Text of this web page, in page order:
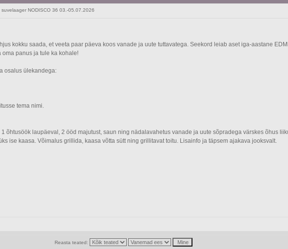
NODISCO 36 03.-05.07.2026
kokku saada, et veeta paar päeva koos vanade ja uute tuttavatega. Seekord leiab aset iga-aastane
oma panus ja tule ka kohale!
osalus ülekandega:
tema nimi.
õhtusöök laupäeval, 2 ööd majutust, saun ning nädalavahetus vanade ja uute sõpradega värskes õhus
ise kaasa. Võimalus grillida, kaasa võtta sütt ning grillitavat toitu. Lisainfo ja täpsem ajakava jooksvalt.
Reasta teated: